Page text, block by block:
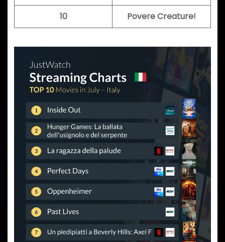
10
Povere Creature!